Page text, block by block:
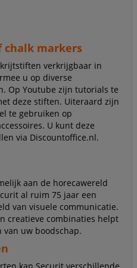
markers
verkrijgbaar in
u op diverse
Op Youtube zijn tutorials te
deze stiften. Uiteraard zijn
te gebruiken op
U kunt deze
via Discountoffice.nl.
aan de horecawereld
al ruim 75 jaar een
van visuele communicatie.
creatieve combinaties helpt
uw boodschap.